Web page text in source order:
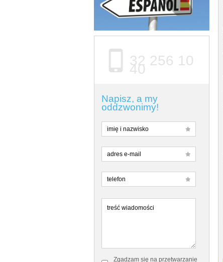
32 256 10
40
Napisz, a my
oddzwonimy!
Zgadzam się na przetwarzanie